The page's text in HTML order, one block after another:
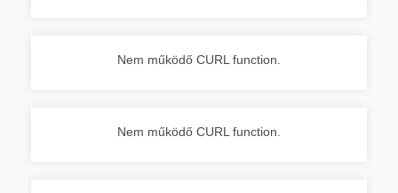
Nem működő CURL function.
Nem működő CURL function.